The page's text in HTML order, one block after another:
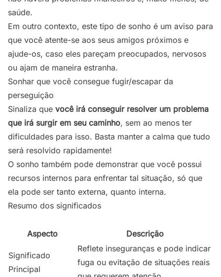
saúde.
Em outro contexto, este tipo de sonho é um aviso para
que você atente-se aos seus amigos próximos e
ajude-os, caso eles pareçam preocupados, nervosos
ou ajam de maneira estranha.
Sonhar que você consegue fugir/escapar da
perseguição
Sinaliza que você irá conseguir resolver um problema
que irá surgir em seu caminho, sem ao menos ter
dificuldades para isso. Basta manter a calma que tudo
será resolvido rapidamente!
O sonho também pode demonstrar que você possui
recursos internos para enfrentar tal situação, só que
ela pode ser tanto externa, quanto interna.
Resumo dos significados
Aspecto Descrição
Significado
Principal
Reflete inseguranças e pode indicar
fuga ou evitação de situações reais